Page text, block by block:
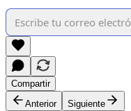
Compartir
Anterior
Siguiente